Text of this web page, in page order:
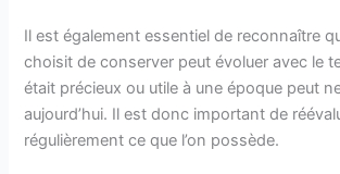
Il est également essentiel de reconnaître
choisit de conserver peut évoluer avec le
était précieux ou utile à une époque peut
aujourd’hui. Il est donc important de
régulièrement ce que l’on possède.